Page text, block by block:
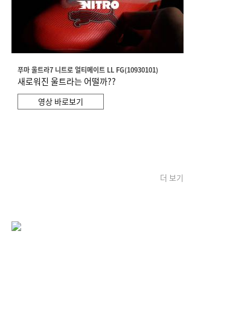
푸마 울트라7 니트로 얼티메이트 LL FG(10930101)
새로워진 울트라는 어떨까??
영상 바로보기
더 보기